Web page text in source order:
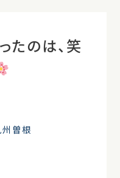
たのは、笑
州曽根